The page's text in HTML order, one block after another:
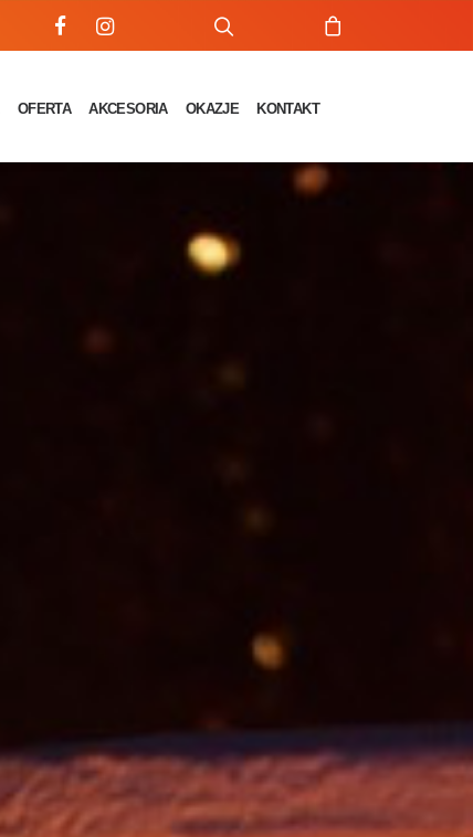
OFERTA AKCESORIA OKAZJE KONTAKT